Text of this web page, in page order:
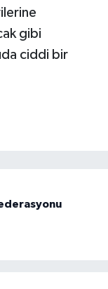
gibi
ciddi bir